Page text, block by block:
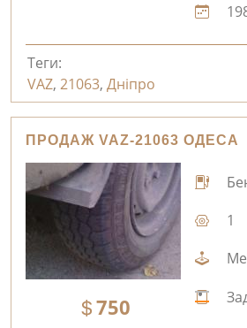
Теги:
VAZ, 21063, Дніпро
ПРОДАЖ VAZ-21063 ОДЕСА
750
1